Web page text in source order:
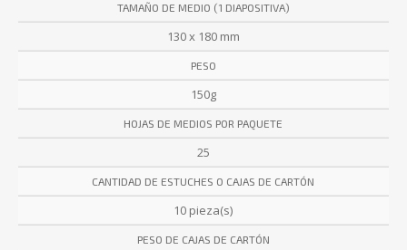
TAMAÑO DE MEDIO (1 DIAPOSITIVA)
130 x 180 mm
PESO
150g
HOJAS DE MEDIOS POR PAQUETE
25
CANTIDAD DE ESTUCHES O CAJAS DE CARTÓN
10 pieza(s)
PESO DE CAJAS DE CARTÓN